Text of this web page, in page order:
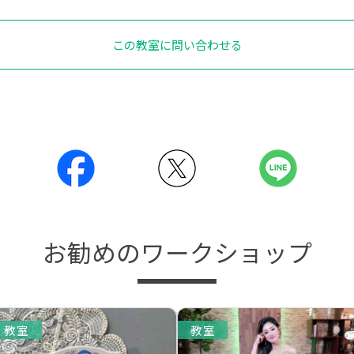
この教室に問い合わせる
お勧めのワークショップ
教室 教室